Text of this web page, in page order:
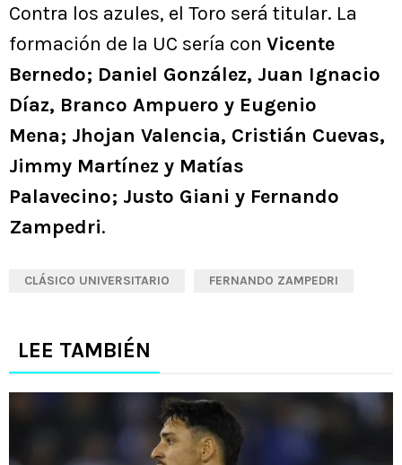
Contra los azules, el Toro será titular. La
formación de la UC sería con Vicente
Bernedo; Daniel González, Juan Ignacio
Díaz, Branco Ampuero y Eugenio
Mena; Jhojan Valencia, Cristián Cuevas,
Jimmy Martínez y Matías
Palavecino; Justo Giani y Fernando
Zampedri.
CLÁSICO UNIVERSITARIO FERNANDO ZAMPEDRI
LEE TAMBIÉN